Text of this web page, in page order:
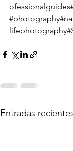
ofessionalguides
#photography
lifephotography
Entradas